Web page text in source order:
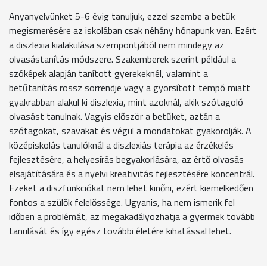
Anyanyelvünket 5-6 évig tanuljuk, ezzel szembe a betűk
megismerésére az iskolában csak néhány hónapunk van. Ezért
a diszlexia kialakulása szempontjából nem mindegy az
olvasástanítás módszere. Szakemberek szerint például a
szóképek alapján tanított gyerekeknél, valamint a
betűtanítás rossz sorrendje vagy a gyorsított tempó miatt
gyakrabban alakul ki diszlexia, mint azoknál, akik szótagoló
olvasást tanulnak. Vagyis először a betűket, aztán a
szótagokat, szavakat és végül a mondatokat gyakorolják. A
középiskolás tanulóknál a diszlexiás terápia az érzékelés
fejlesztésére, a helyesírás begyakorlására, az értő olvasás
elsajátítására és a nyelvi kreativitás fejlesztésére koncentrál.
Ezeket a diszfunkciókat nem lehet kinőni, ezért kiemelkedően
fontos a szülők felelőssége. Ugyanis, ha nem ismerik fel
időben a problémát, az megakadályozhatja a gyermek tovább
tanulását és így egész további életére kihatással lehet.